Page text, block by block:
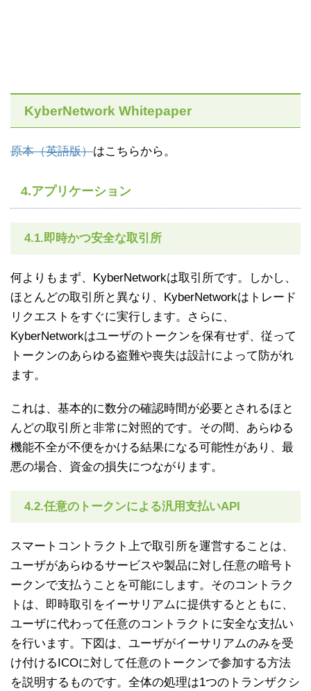
KyberNetwork Whitepaper
原本（英語版）はこちらから。
4.アプリケーション
4.1.即時かつ安全な取引所
何よりもまず、KyberNetworkは取引所です。しかし、
ほとんどの取引所と異なり、KyberNetworkはトレード
リクエストをすぐに実行します。さらに、
KyberNetworkはユーザのトークンを保有せず、従って
トークンのあらゆる盗難や喪失は設計によって防がれ
ます。
これは、基本的に数分の確認時間が必要とされるほと
んどの取引所と非常に対照的です。その間、あらゆる
機能不全が不便をかける結果になる可能性があり、最
悪の場合、資金の損失につながります。
4.2.任意のトークンによる汎用支払いAPI
スマートコントラクト上で取引所を運営することは、
ユーザがあらゆるサービスや製品に対し任意の暗号ト
ークンで支払うことを可能にします。そのコントラク
トは、即時取引をイーサリアムに提供するとともに、
ユーザに代わって任意のコントラクトに安全な支払い
を行います。下図は、ユーザがイーサリアムのみを受
け付けるICOに対して任意のトークンで参加する方法
を説明するものです。全体の処理は1つのトランザクシ